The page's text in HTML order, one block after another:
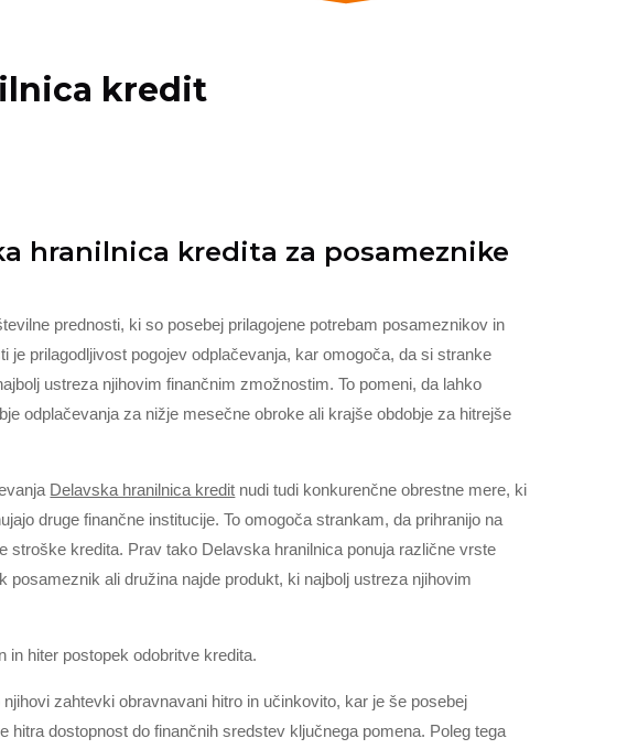
kredit
hranilnica kredita za posameznike
prednosti, ki so posebej prilagojene potrebam posameznikov in
je prilagodljivost pogojev odplačevanja, kar omogoča, da si stranke
ustreza njihovim finančnim zmožnostim. To pomeni, da lahko
odplačevanja za nižje mesečne obroke ali krajše obdobje za hitrejše
Delavska hranilnica kredit nudi tudi konkurenčne obrestne mere, ki
druge finančne institucije. To omogoča strankam, da prihranijo na
stroške kredita. Prav tako Delavska hranilnica ponuja različne vrste
posameznik ali družina najde produkt, ki najbolj ustreza njihovim
in hiter postopek odobritve kredita.
zahtevki obravnavani hitro in učinkovito, kar je še posebej
hitra dostopnost do finančnih sredstev ključnega pomena. Poleg tega